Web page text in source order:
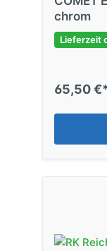
chrom
Lieferzeit
65,50